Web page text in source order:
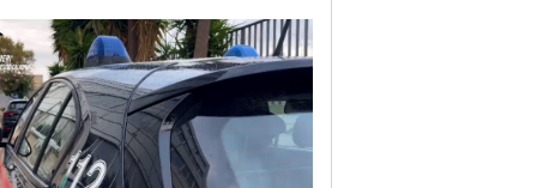
immobili regionali affidati a
della Calabria S.r.l.. Tra i
Regionali proponenti
Mattiani, particolarmente
per il risultato raggiunto:“Con
approvata dal Consiglio